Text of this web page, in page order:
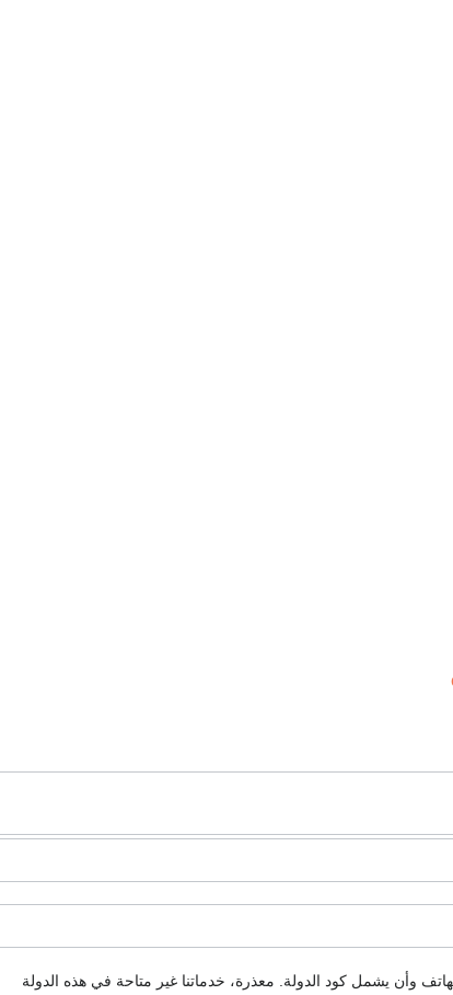
وأن يشمل كود الدولة. معذرة، خدماتنا غير متاحة في هذه الدولة